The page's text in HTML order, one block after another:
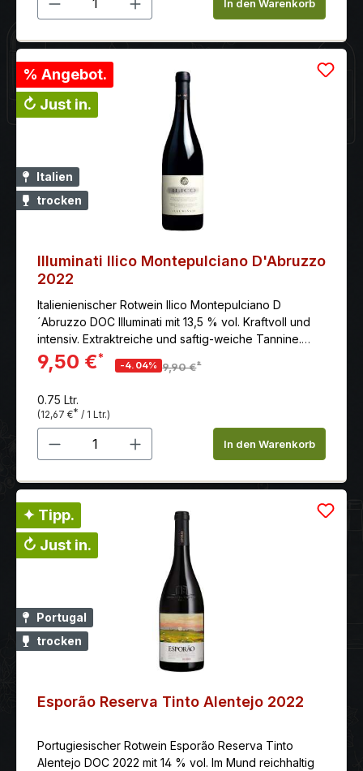
In den Warenkorb
% Angebot.
↻ Just in.
Italien
trocken
Illuminati Ilico Montepulciano D'Abruzzo
2022
Italienienischer Rotwein Ilico Montepulciano D
´Abruzzo DOC Illuminati mit 13,5 % vol. Kraftvoll und
intensiv. Extraktreiche und saftig-weiche Tannine.
Langer Abgang. Hier günstig online kaufen.
9,50 €*
-4.04% 9,90 €*
0.75 Ltr.
(12,67 €* / 1 Ltr.)
Produkt Anzahl: Gib denIn den Warenkorb
✦ Tipp.
↻ Just in.
Portugal
trocken
Esporão Reserva Tinto Alentejo 2022
Portugiesischer Rotwein Esporão Reserva Tinto
Alentejo DOC 2022 mit 14 % vol. Im Mund reichhaltig